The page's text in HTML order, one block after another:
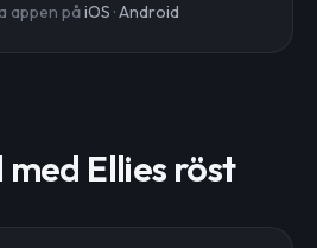
appen påiOS ·Android
Ellies röst